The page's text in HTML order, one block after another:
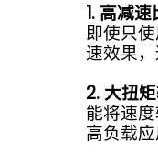
1. 高减速
即使只
速效果
2. 大扭
能将速
高负载应